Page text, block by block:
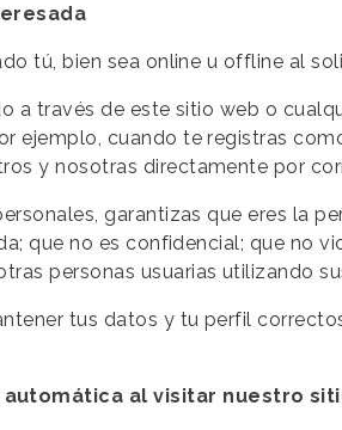
tú, bien sea online u offline al
a través de este sitio web o
ejemplo, cuando te registras
y nosotras directamente por
garantizas que eres la
que no es confidencial; que no
personas usuarias utilizando
tus datos y tu perfil
al visitar nuestro